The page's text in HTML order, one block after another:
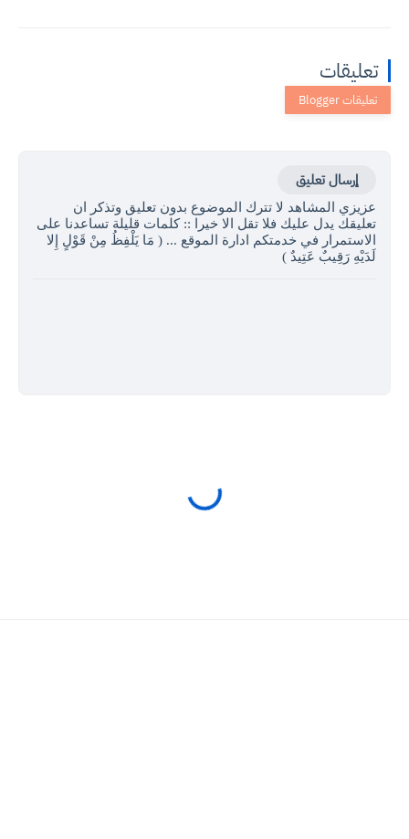
تعليقات
إرسال تعليق
عزيزي المشاهد لا تترك الموضوع بدون تعليق وتذكر ان
تعليقك يدل عليك فلا تقل الا خيرا :: كلمات قليلة تساعدنا على
الاستمرار في خدمتكم ادارة الموقع ... ( مَا يَلْفِظُ مِنْ قَوْلٍ إِلا
لَدَيْهِ رَقِيبٌ عَتِيدٌ )